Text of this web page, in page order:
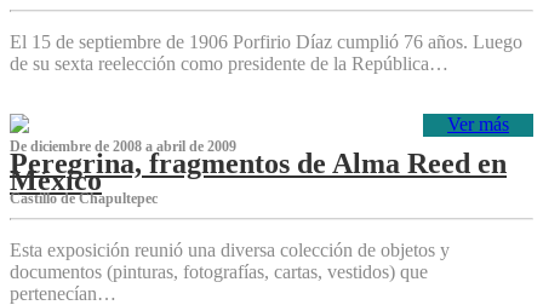
El 15 de septiembre de 1906 Porfirio Díaz cumplió 76 años. Luego
de su sexta reelección como presidente de la República…
Ver más
De diciembre de 2008 a abril de 2009
Peregrina, fragmentos de Alma Reed en
México
Castillo de Chapultepec
Esta exposición reunió una diversa colección de objetos y
documentos (pinturas, fotografías, cartas, vestidos) que
pertenecían…